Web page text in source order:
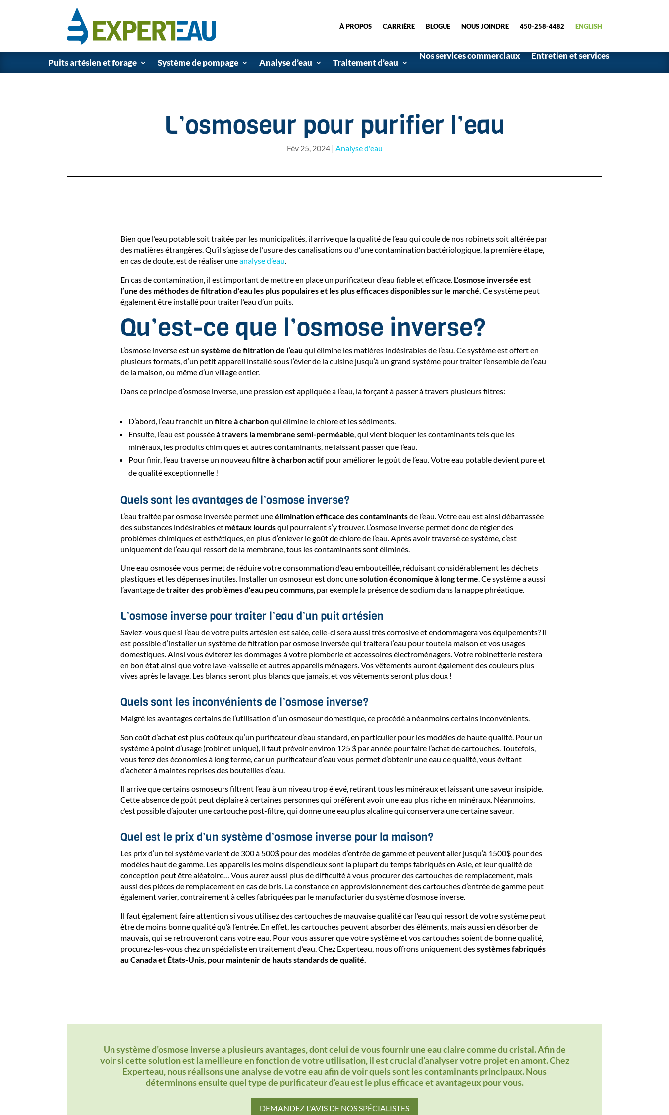
À PROPOS CARRIÈRE BLOGUE NOUS JOINDRE 450-258-4482 ENGLISH
Puits artésien et forage Système de pompage Analyse d’eau Traitement d’eau
Nos services commerciaux Entretien et services
L’osmoseur pour purifier l’eau
Fév 25, 2024| Analyse d'eau
Bien que l’eau potable soit traitée par les municipalités, il arrive que la qualité de l’eau qui coule de nos robinets soit altérée par
des matières étrangères. Qu’il s’agisse de l’usure des canalisations ou d’une contamination bactériologique, la première étape,
en cas de doute, est de réaliser uneanalyse d’eau
En cas de contamination, il est important de mettre en place un purificateur d’eau fiable et efficace. L’osmose inversée est
l’une des méthodes de filtration d’eau les plus populaires et les plus efficaces disponibles sur le marché. Ce système peut
également être installé pour traiter l’eau d’un puits.
Qu’est-ce que l’osmose inverse?
L’osmose inverse est un système de filtration de l’eau qui élimine les matières indésirables de l’eau. Ce système est offert en
plusieurs formats, d’un petit appareil installé sous l’évier de la cuisine jusqu’à un grand système pour traiter l’ensemble de l’eau
de la maison, ou même d’un village entier.
Dans ce principe d’osmose inverse, une pression est appliquée à l’eau, la forçant à passer à travers plusieurs filtres:
D’abord, l’eau franchit un filtre à charbonqui élimine le chlore et les sédiments.
Ensuite, l’eau est pousséeà travers la membrane semi-perméable , qui vient bloquer les contaminants tels que les
minéraux, les produits chimiques et autres contaminants, ne laissant passer que l’eau.
Pour finir, l’eau traverse un nouveau filtre à charbon actifpour améliorer le goût de l’eau. Votre eau potable devient pure et
de qualité exceptionnelle !
Quels sont les avantages de l’osmose inverse?
L’eau traitée par osmose inversée permet uneélimination efficace des contaminantsde l’eau. Votre eau est ainsi débarrassée
des substances indésirables et métaux lourdsqui pourraient s’y trouver. L’osmose inverse permet donc de régler des
problèmes chimiques et esthétiques, en plus d’enlever le goût de chlore de l’eau. Après avoir traversé ce système, c’est
uniquement de l’eau qui ressort de la membrane, tous les contaminants sont éliminés.
Une eau osmosée vous permet de réduire votre consommation d’eau embouteillée, réduisant considérablement les déchets
plastiques et les dépenses inutiles. Installer un osmoseur est donc unesolution économique à long terme . Ce système a aussi
l’avantage detraiter des problèmes d’eau peu communs, par exemple la présence de sodium dans la nappe phréatique.
L’osmose inverse pour traiter l’eau d’un puit artésien
Saviez-vous que si l’eau de votre puits artésien est salée, celle-ci sera aussi très corrosive et endommagera vos équipements? Il
est possible d’installer un système de filtration par osmose inversée qui traitera l’eau pour toute la maison et vos usages
domestiques. Ainsi vous éviterez les dommages à votre plomberie et accessoires électroménagers. Votre robinetterie restera
en bon état ainsi que votre lave-vaisselle et autres appareils ménagers. Vos vêtements auront également des couleurs plus
vives après le lavage. Les blancs seront plus blancs que jamais, et vos vêtements seront plus doux !
Quels sont les inconvénients de l’osmose inverse?
Malgré les avantages certains de l’utilisation d’un osmoseur domestique, ce procédé a néanmoins certains inconvénients.
Son coût d’achat est plus coûteux qu’un purificateur d’eau standard, en particulier pour les modèles de haute qualité. Pour un
système à point d’usage (robinet unique), il faut prévoir environ 125 $ par année pour faire l’achat de cartouches. Toutefois,
vous ferez des économies à long terme, car un purificateur d’eau vous permet d’obtenir une eau de qualité, vous évitant
d’acheter à maintes reprises des bouteilles d’eau.
Il arrive que certains osmoseurs filtrent l’eau à un niveau trop élevé, retirant tous les minéraux et laissant une saveur insipide.
Cette absence de goût peut déplaire à certaines personnes qui préfèrent avoir une eau plus riche en minéraux. Néanmoins,
c’est possible d’ajouter une cartouche post-filtre, qui donne une eau plus alcaline qui conservera une certaine saveur.
Quel est le prix d’un système d’osmose inverse pour la maison?
Les prix d’un tel système varient de 300 à 500$ pour des modèles d’entrée de gamme et peuvent aller jusqu’à 1500$ pour des
modèles haut de gamme. Les appareils les moins dispendieux sont la plupart du temps fabriqués en Asie, et leur qualité de
conception peut être aléatoire… Vous aurez aussi plus de difficulté à vous procurer des cartouches de remplacement, mais
aussi des pièces de remplacement en cas de bris. La constance en approvisionnement des cartouches d’entrée de gamme peut
également varier, contrairement à celles fabriquées par le manufacturier du système d’osmose inverse.
Il faut également faire attention si vous utilisez des cartouches de mauvaise qualité car l’eau qui ressort de votre système peut
être de moins bonne qualité qu’à l’entrée. En effet, les cartouches peuvent absorber des éléments, mais aussi en désorber de
mauvais, qui se retrouveront dans votre eau. Pour vous assurer que votre système et vos cartouches soient de bonne qualité,
procurez-les-vous chez un spécialiste en traitement d’eau. Chez Experteau, nous offrons uniquement dessystèmes fabriqués
au Canada et États-Unis, pour maintenir de hauts standards de qualité.
Un système d’osmose inverse a plusieurs avantages, dont celui de vous fournir une eau claire comme du cristal. Afin de
voir si cette solution est la meilleure en fonction de votre utilisation, il est crucial d’analyser votre projet en amont. Chez
Experteau, nous réalisons une analyse de votre eau afin de voir quels sont les contaminants principaux. Nous
déterminons ensuite quel type de purificateur d’eau est le plus efficace et avantageux pour vous.
DEMANDEZ L'AVIS DE NOS SPÉCIALISTES